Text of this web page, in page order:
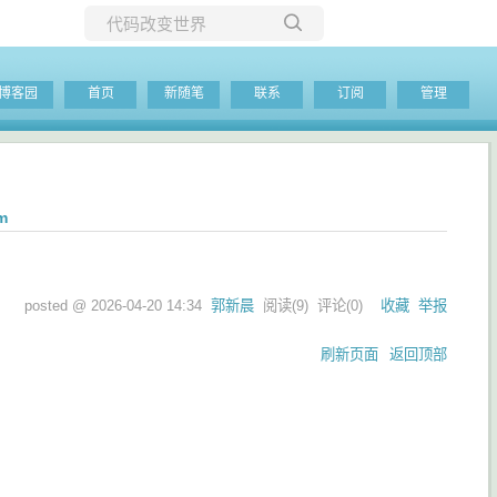
当前博客
客园 首页 新随笔 联系 订阅 管理
posted @ 2026-04-20 14:34 郭新晨 阅读(9) 评论(0) 收藏 举报
刷新页面 返回顶部